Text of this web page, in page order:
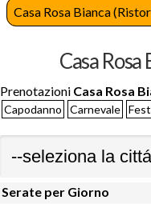
Casa Rosa Bianca
Casa
Prenotazioni Casa Rosa
Capodanno Carnevale
Serate per Giorno